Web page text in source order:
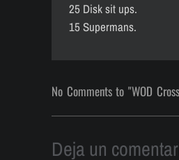
25 Disk sit ups.
15 Supermans.
No Comments to "WOD
Deja un